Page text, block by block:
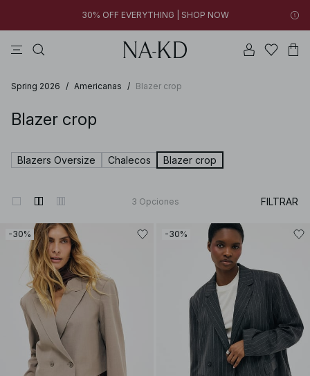
30% OFF EVERYTHING | SHOP NOW
14h 45m 23s
FINAL SALE | SHOP NOW
30% OFF EVERYTHING | SHOP NOW
Spring 2026 / Americanas / Blazer crop
Blazer crop
Blazers Oversize Chalecos Blazer crop
3 Opciones FILTRAR
-30% -30%